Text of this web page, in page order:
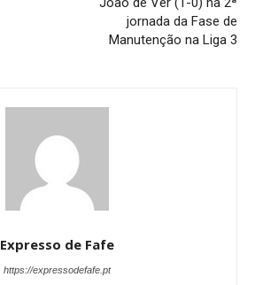
jornada da Fase de
Manutenção na Liga 3
Expresso de Fafe
https://expressodefafe.pt